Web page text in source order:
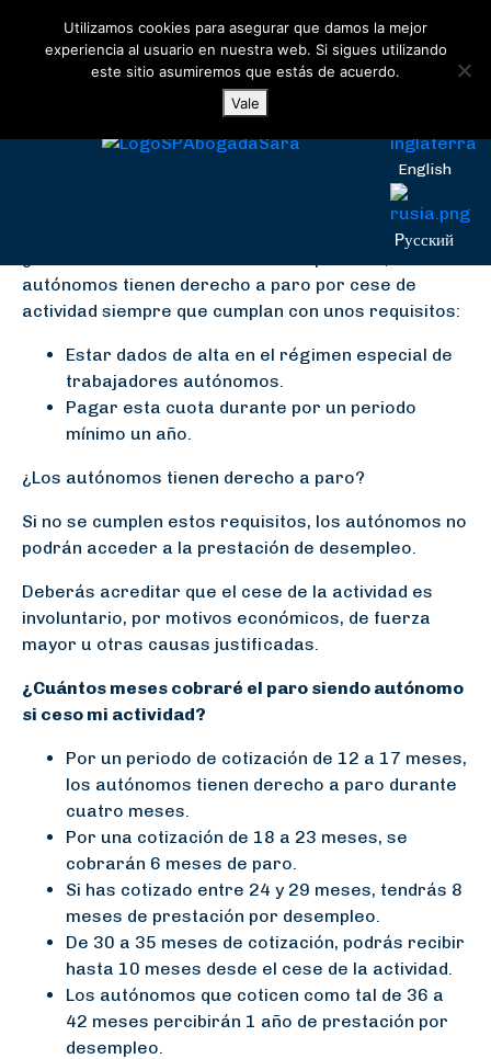
English
Pусский
¿Los autónomos tienen
derecho a paro?
Sí, los autónomos tienen derecho a paro por cese
de actividad siempre que cumplan unos requisitos.
autónomos tienen derecho a paro por cese de
actividad siempre que cumplan con unos requisitos:
Estar dados de alta en el régimen especial de
trabajadores autónomos.
Pagar esta cuota durante por un periodo
mínimo un año.
¿Los autónomos tienen derecho a paro?
Si no se cumplen estos requisitos, los autónomos no
podrán acceder a la prestación de desempleo.
Deberás acreditar que el cese de la actividad es
involuntario, por motivos económicos, de fuerza
mayor u otras causas justificadas.
¿Cuántos meses cobraré el paro siendo autónomo
si ceso mi actividad?
Por un periodo de cotización de 12 a 17 meses,
los autónomos tienen derecho a paro durante
cuatro meses.
Por una cotización de 18 a 23 meses, se
cobrarán 6 meses de paro.
Si has cotizado entre 24 y 29 meses, tendrás 8
meses de prestación por desempleo.
De 30 a 35 meses de cotización, podrás recibir
hasta 10 meses desde el cese de la actividad.
Los autónomos que coticen como tal de 36 a
42 meses percibirán 1 año de prestación por
desempleo.
Utilizamos cookies para asegurar que damos la mejor
experiencia al usuario en nuestra web. Si sigues utilizando
este sitio asumiremos que estás de acuerdo.
Vale